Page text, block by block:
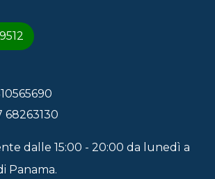
68263130
dalle 15:00 - 20:00 da lunedì a
Panama.